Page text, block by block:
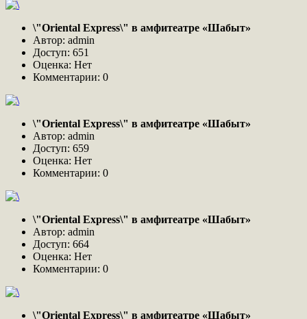
\"Oriental Express\" в амфитеатре «Шабыт»
Автор: admin
Доступ: 651
Оценка: Нет
Комментарии: 0
\"Oriental Express\" в амфитеатре «Шабыт»
Автор: admin
Доступ: 659
Оценка: Нет
Комментарии: 0
\"Oriental Express\" в амфитеатре «Шабыт»
Автор: admin
Доступ: 664
Оценка: Нет
Комментарии: 0
\"Oriental Express\" в амфитеатре «Шабыт»